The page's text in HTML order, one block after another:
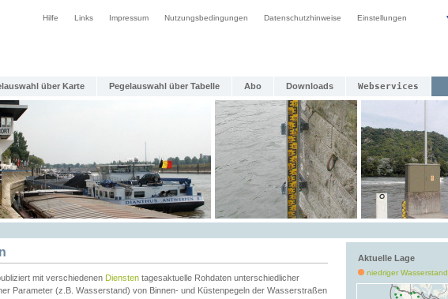
Hilfe Links Impressum Nutzungsbedingungen Datenschutzhinweise Einstellungen
über Karte Pegelauswahl über Tabelle Abo Downloads Webservices
Aktuelle Lage
niedriger Wasserstand
mit verschiedenen Diensten tagesaktuelle Rohdaten unterschiedlicher
Parameter (z.B. Wasserstand) von Binnen- und Küstenpegeln der Wasserstraßen